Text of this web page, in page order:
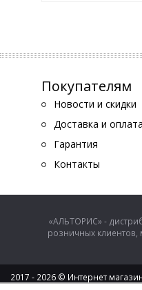
Покупателям
Новости и скидки
Доставка и оплата
Гарантия
Контакты
«АЛЬТОРИС» -
розничных клиентов,
2017 - 2026 © Интернет